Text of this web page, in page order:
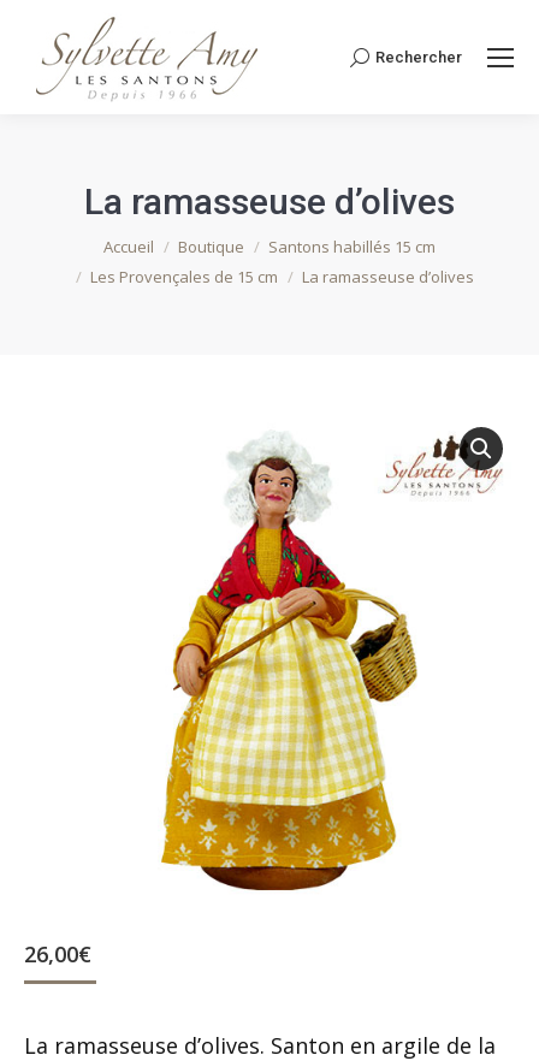
Recherche
Rechercher
La ramasseuse d’olives
Vous êtes ici :
Accueil Boutique
Santons habillés 15 cm
Les Provençales de 15 cm
La ramasseuse d’olives
26,00€
La ramasseuse d’olives. Santon en argile de la